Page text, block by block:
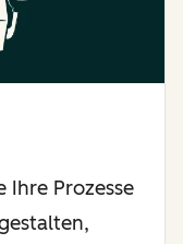
Ihre Prozesse